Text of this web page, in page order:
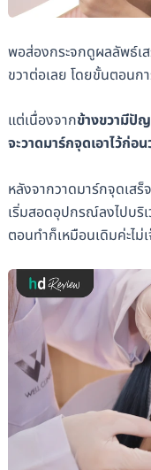
พอส่องกระจกดูผลลัพธ์เ
ขวาต่อเลย โดยขั้นตอนก
แต่เนื่องจากข้างขวามีปั
จะวาดมาร์กจุดเอาไว้ก่อ
หลังจากวาดมาร์กจุดเส
เริ่มสอดอุปกรณ์ลงไปบริ
ตอนทำก็เหมือนเดิมค่ะไ